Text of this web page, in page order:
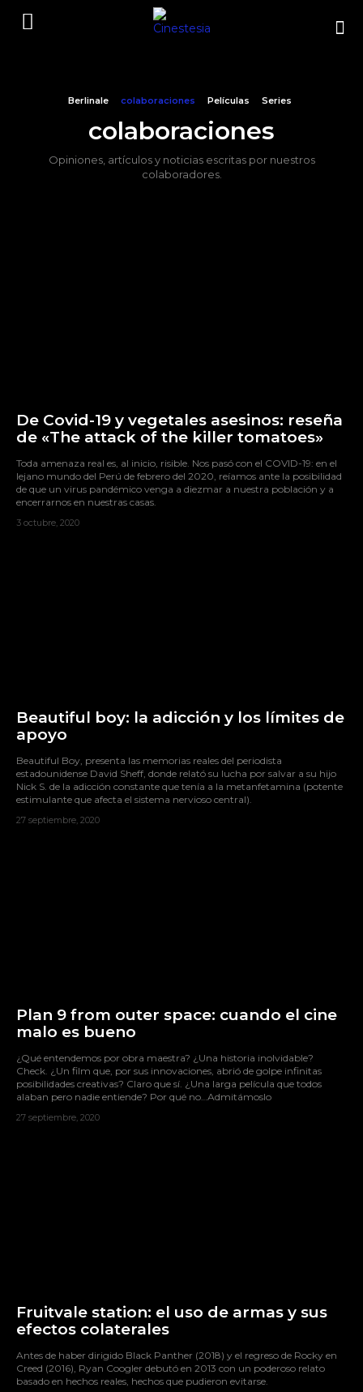
Berlinale colaboraciones Películas Series
colaboraciones
Opiniones, artículos y noticias escritas por nuestros
colaboradores.
De Covid-19 y vegetales asesinos: reseña
de «The attack of the killer tomatoes»
Toda amenaza real es, al inicio, risible. Nos pasó con el COVID-19: en el
lejano mundo del Perú de febrero del 2020, reíamos ante la posibilidad
de que un virus pandémico venga a diezmar a nuestra población y a
encerrarnos en nuestras casas.
3 octubre, 2020
Beautiful boy: la adicción y los límites de
apoyo
Beautiful Boy, presenta las memorias reales del periodista
estadounidense David Sheff, donde relató su lucha por salvar a su hijo
Nick S. de la adicción constante que tenía a la metanfetamina (potente
estimulante que afecta el sistema nervioso central).
27 septiembre, 2020
Plan 9 from outer space: cuando el cine
malo es bueno
¿Qué entendemos por obra maestra? ¿Una historia inolvidable?
Check. ¿Un film que, por sus innovaciones, abrió de golpe infinitas
posibilidades creativas? Claro que sí. ¿Una larga película que todos
alaban pero nadie entiende? Por qué no…Admitámoslo
27 septiembre, 2020
Fruitvale station: el uso de armas y sus
efectos colaterales
Antes de haber dirigido Black Panther (2018) y el regreso de Rocky en
Creed (2016), Ryan Coogler debutó en 2013 con un poderoso relato
basado en hechos reales, hechos que pudieron evitarse.